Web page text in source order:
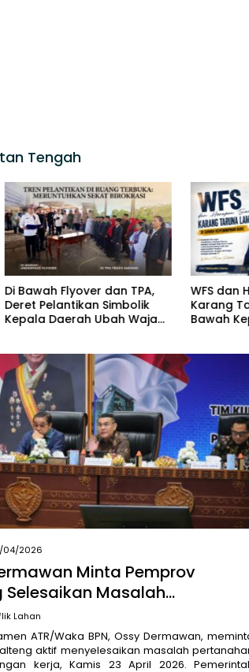
Tengah
dan TPA,
Simbolik
Ubah Wajah
WFS dan Harapan
Karang Taruna
Bawah
04/2026
Minta Pemprov
Selesaikan Masalah
Lewat GTRA
Lahan
ATR/Waka BPN, Ossy Dermawan,
aktif menyelesaikan masalah
kerja, Kamis 23 April 2026.